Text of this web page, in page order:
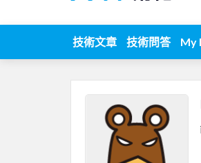
技術文章 技術問答 My